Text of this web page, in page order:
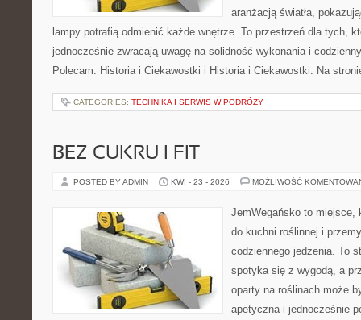
aranżacją światła,
lampy potrafią odmienić każde wnętrze. To przestrzeń dla tych,
jednocześnie zwracają uwagę na solidność wykonania i
Polecam: Historia i Ciekawostki i Historia i Ciekawostki. Na
CATEGORIES: TECHNIKA I SERWIS W PODRÓŻY
BEZ CUKRU I FIT
POSTED BY ADMIN KWI - 23 - 2026 MOŻLIWOŚĆ
JemWegańsko to miejsce,
do kuchni roślinnej i
codziennego jedzenia. To
spotyka się z wygodą, a
oparty na roślinach może
apetyczna i jednocześnie